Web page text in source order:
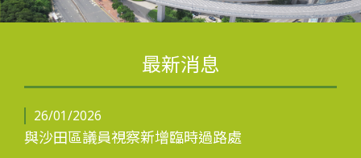
繁 简 ENG A
簡介
最新消息
26/01/2026
與沙田區議員視察新增臨時過路處